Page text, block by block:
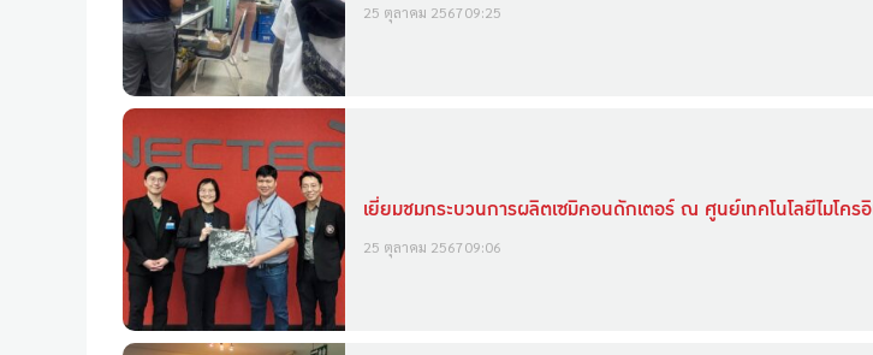
25 ตุลาคม 256709:25
เยี่ยมชมกระบวนการผลิตเซมิคอนดักเตอร์ ณ ศูนย์เทคโนโลยีไมโคร
25 ตุลาคม 256709:06